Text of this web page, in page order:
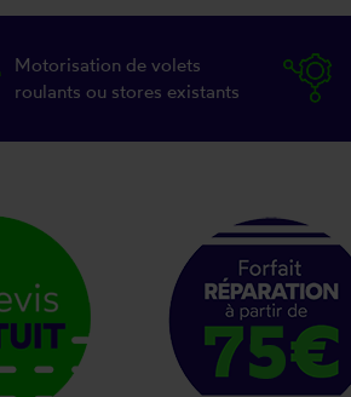
Motorisation de volets
roulants ou stores existants